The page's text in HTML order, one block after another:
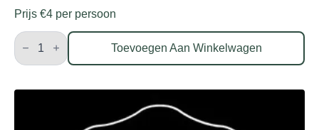
Prijs €4 per persoon
Brood
met
kruidenboter,
pastasalade
Toevoegen Aan Winkelwagen